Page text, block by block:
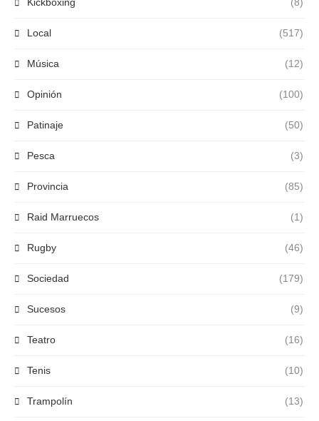
Local (517)
Música (12)
Opinión (100)
Patinaje (50)
Pesca (3)
Provincia (85)
Raid Marruecos (1)
Rugby (46)
Sociedad (179)
Sucesos (9)
Teatro (16)
Tenis (10)
Trampolín (13)